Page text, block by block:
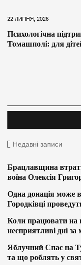
22 ЛИПНЯ, 2026
Психологічна
Томашполі: для
Недавні записи
Брацлавщина
воїна Олексія
Одна донація може
Городківці
Коли працювати на
несприятливі дні
Яблучний Спас на
та що роблять у